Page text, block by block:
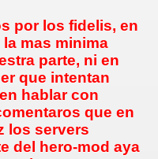
por los fidelis, en
mas minima
parte, ni en
que intentan
hablar con
que en
los servers
del hero-mod aya